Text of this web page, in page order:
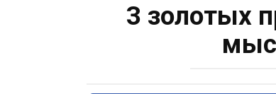
3 золотых